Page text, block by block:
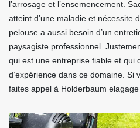
l’arrosage et l’ensemencement.
atteint d’une maladie et nécessite
pelouse a aussi besoin d’un
paysagiste professionnel.
qui est une entreprise fiable et qui
d’expérience dans ce domaine. Si
faites appel à Holderbaum